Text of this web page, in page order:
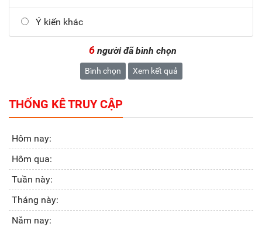
Ý kiến khác
6 người đã bình chọn
Bình chọn Xem kết quả
THỐNG KÊ TRUY CẬP
Hôm nay:
Hôm qua:
Tuần này:
Tháng này:
Năm nay: